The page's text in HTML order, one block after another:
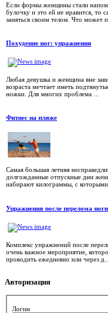
Если формы женщины стали
булочку и это ей не нравится, то
заняться своим телом. Что может
Похудение ног: упражнения
Любая девушка и женщина вне
возраста мечтает иметь
ножки. Для многих проблема ...
Фитнес на пляже
Самая большая летняя
долгожданные отпускные дни
набирают килограммы, с которыми
Упражнения после перелома ноги
Комплекс упражнений после
очень важное мероприятие,
проводить ежедневно или через д...
Авторизация
Логин